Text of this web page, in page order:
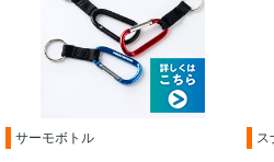
サーモボトル ス